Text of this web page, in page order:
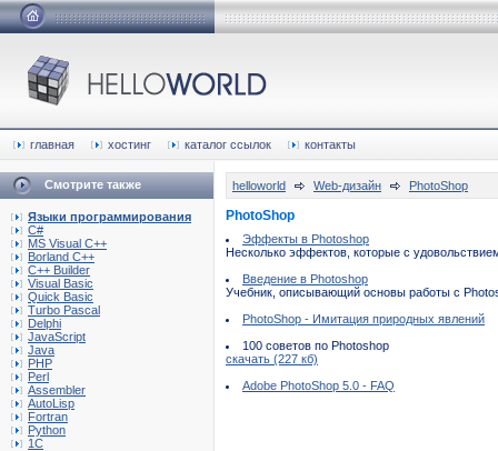
главная хостинг каталог ссылок контакты
Смотрите также
Языки программирования
C#
MS Visual C++
Borland C++
C++ Builder
Visual Basic
Quick Basic
Turbo Pascal
Delphi
JavaScript
Java
PHP
Perl
Assembler
AutoLisp
Fortran
Python
1C
helloworld Web-дизайн PhotoShop
PhotoShop
Эффекты в Photoshop
Несколько эффектов, которые с
Введение в Photoshop
Учебник, описывающий основы работы с
PhotoShop - Имитация природных явлений
100 советов по Photoshop
скачать (227 кб)
Adobe PhotoShop 5.0 - FAQ